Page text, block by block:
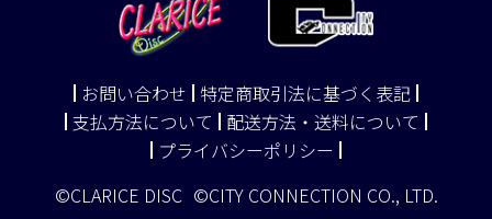
お問い合わせ 特定商取引法に基づく表記
支払方法について
配送方法・送料について
プライバシーポリシー
©CLARICE DISC ©CITY CONNECTION CO., LTD.